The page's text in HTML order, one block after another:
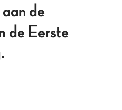
de
de Eerste